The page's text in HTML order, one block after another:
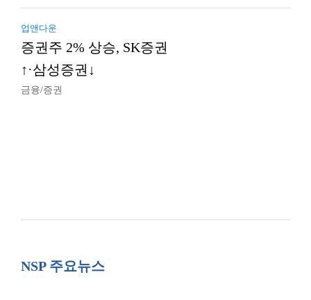
업앤다운
증권주 2% 상승, SK증권
↑·삼성증권↓
금융/증권
NSP 주요뉴스